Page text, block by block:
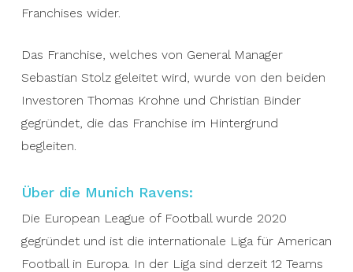
Franchises wider.
Das Franchise, welches von General Manager
Sebastian Stolz geleitet wird, wurde von den beiden
Investoren Thomas Krohne und Christian Binder
gegründet, die das Franchise im Hintergrund
begleiten.
Über die Munich Ravens:
Die European League of Football wurde 2020
gegründet und ist die internationale Liga für American
Football in Europa. In der Liga sind derzeit 12 Teams